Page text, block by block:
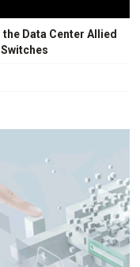
Data Center Allied